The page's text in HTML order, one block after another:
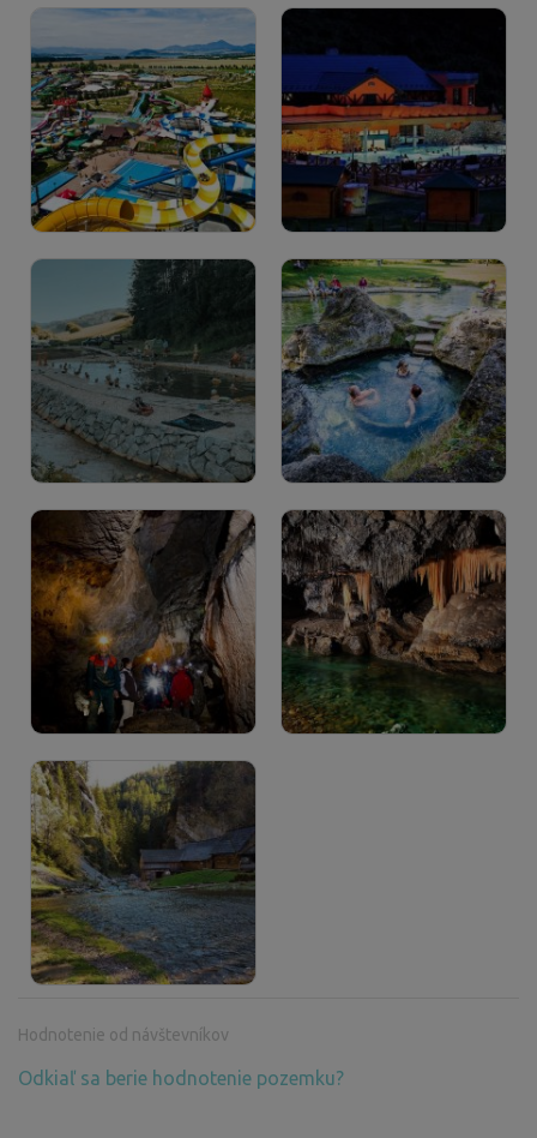
Hodnotenie od návštevníkov
Odkiaľ sa berie hodnotenie pozemku?